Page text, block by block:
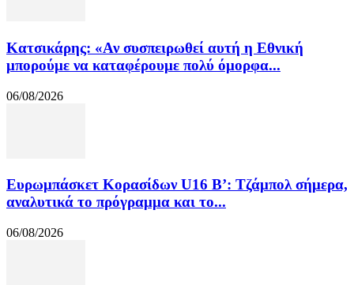
Κατσικάρης: «Αν συσπειρωθεί αυτή η Εθνική
μπορούμε να καταφέρουμε πολύ όμορφα...
06/08/2026
Ευρωμπάσκετ Κορασίδων U16 B’: Τζάμπολ σήμερα,
αναλυτικά το πρόγραμμα και το...
06/08/2026